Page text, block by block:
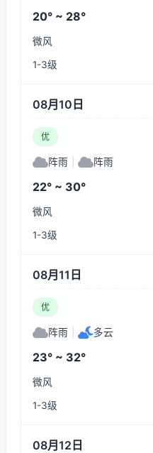
20° ~ 28°
微风
1-3级
08月10日
优
阵雨 阵雨
22° ~ 30°
微风
1-3级
08月11日
优
阵雨 多云
23° ~ 32°
微风
1-3级
08月12日